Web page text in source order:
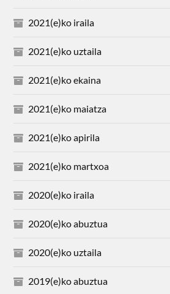
2021(e)ko iraila
2021(e)ko uztaila
2021(e)ko ekaina
2021(e)ko maiatza
2021(e)ko apirila
2021(e)ko martxoa
2020(e)ko iraila
2020(e)ko abuztua
2020(e)ko uztaila
2019(e)ko abuztua